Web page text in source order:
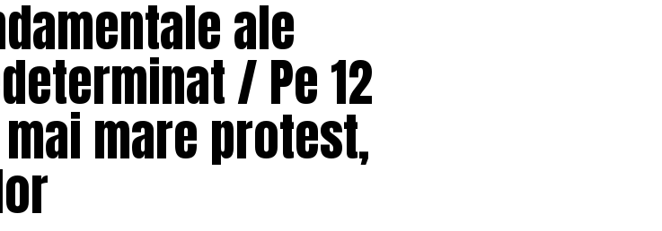
ale
/ Pe 12
mare protest,